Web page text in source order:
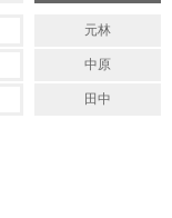
元林
中原
田中